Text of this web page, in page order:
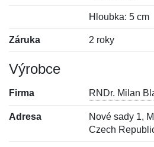
Hloubka: 5 cm
Záruka 2 roky
Výrobce
Firma RNDr. Milan
Adresa
Nové sady 1,
Czech